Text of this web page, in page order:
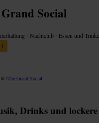
Social
• Nachtclub • Essen und
4
/The Grand Social
Drinks und